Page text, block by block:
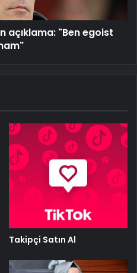
açıklama: "Ben egoist
Takipçi Satın Al